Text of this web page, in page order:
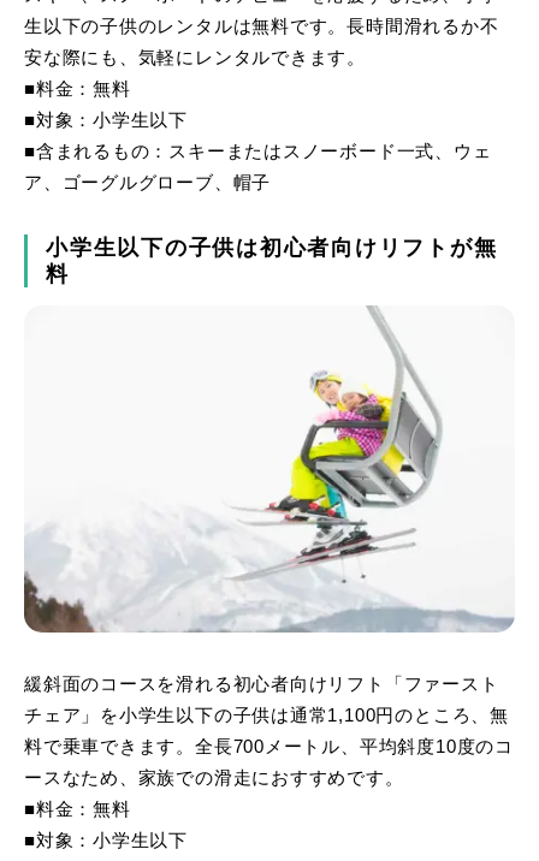
生以下の子供のレンタルは無料です。長時間滑れるか不
安な際にも、気軽にレンタルできます。
■料金：無料
■対象：小学生以下
■含まれるもの：スキーまたはスノーボード一式、ウェ
ア、ゴーグルグローブ、帽子
小学生以下の子供は初心者向けリフトが無
料
緩斜面のコースを滑れる初心者向けリフト「ファースト
チェア」を小学生以下の子供は通常1,100円のところ、無
料で乗車できます。全長700メートル、平均斜度10度のコ
ースなため、家族での滑走におすすめです。
■料金：無料
■対象：小学生以下